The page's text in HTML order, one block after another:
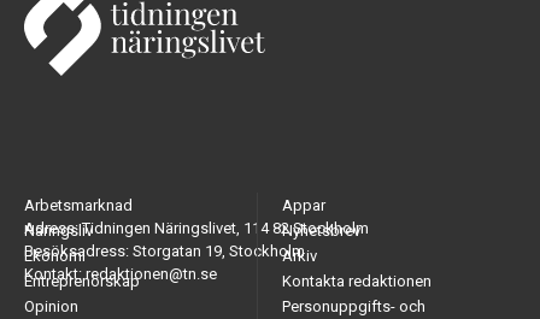
Adress: Tidningen Näringslivet, 114 82 Stockholm
Besöksadress: Storgatan 19, Stockholm
Kontakt: redaktionen@tn.se
Arbetsmarknad
Näringsliv
Ekonomi
Entreprenörskap
Opinion
Appar
Nyhetsbrev
Arkiv
Kontakta redaktionen
Personuppgifts- och